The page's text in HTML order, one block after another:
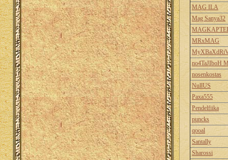
MAG ILA
Mag Sanya32
MRxMAG
no4TaJIboH
nosenkostas
NullUS
Paxa555
Pendelfiika
puncks
qooal
Santally
Sharossi